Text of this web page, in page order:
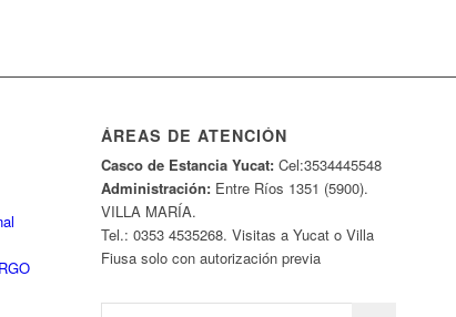
ÁREAS DE ATENCIÓN
Casco de Estancia Yucat:Cel:3534445548
Administración:Entre Ríos 1351 (5900).
VILLA MARÍA.
Tel.: 0353 4535268. Visitas a Yucat o Villa
Fiusa solo con autorización previa